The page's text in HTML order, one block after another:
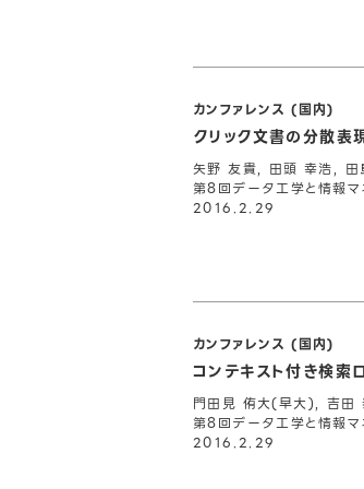
カンファレンス (国内)
クリック文書の分散表
矢野 友貴, 田頭 幸浩, 田
第8回データ工学と情報
2016.2.29
カンファレンス (国内)
コンテキスト付き検索
門田見 侑大(早大), 吉
第8回データ工学と情報
2016.2.29